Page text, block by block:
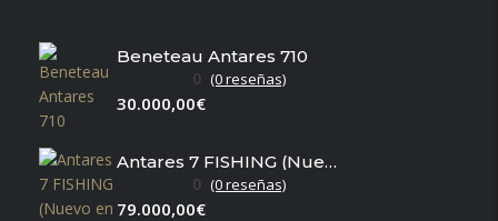
Beneteau Antares 710
0 (0 reseñas)
30.000,00€
Antares 7 FISHING (Nuevo en stock)
0 (0 reseñas)
79.000,00€